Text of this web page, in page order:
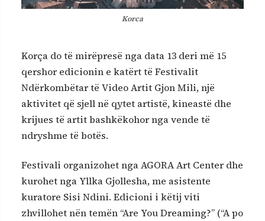
Korca
Korça do të mirëpresë nga data 13 deri më 15
qershor edicionin e katërt të Festivalit
Ndërkombëtar të Video Artit Gjon Mili, një
aktivitet që sjell në qytet artistë, kineastë dhe
krijues të artit bashkëkohor nga vende të
ndryshme të botës.
Festivali organizohet nga AGORA Art Center dhe
kurohet nga Yllka Gjollesha, me asistente
kuratore Sisi Ndini. Edicioni i këtij viti
zhvillohet nën temën “Are You Dreaming?” (“A po